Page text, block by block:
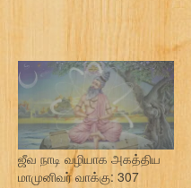
ஜீவ நாடி வழியாக அகத்திய
மாமுனிவர் வாக்கு: 307